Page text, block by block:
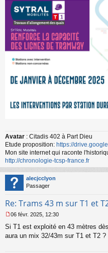
g
e
n
o
n
l
u
Avatar : Citadis 402 à Part Dieu
Etude proposition: https://
Mon site internet qui raconte
http://chronologie-tcsp-france.fr
alecjcclyon
Passager
Re: Trams 43 m sur T1 et
s
06 févr. 2025, 12:30
Si T1 est exploité en 43 mètres
aura un mix 32/43m sur T1 et T2 ?